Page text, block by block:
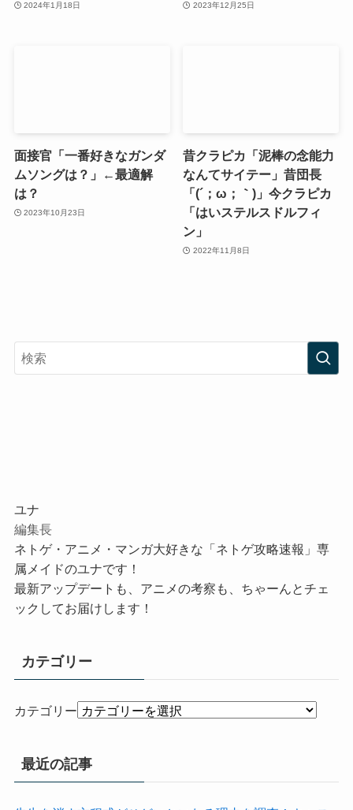
2024年1月18日 2023年12月25日
面接官「一番好きなガンダ
ムソングは？」←最適解
は？
2023年10月23日
昔クラピカ「泥棒の念能力
なんてサイテー」昔団長
「(´；ω；｀)」今クラピカ
「はいステルスドルフィ
ン」
2022年11月8日
ユナ
編集長
ネトゲ・アニメ・マンガ大好きな「ネトゲ攻略速報」専
属メイドのユナです！
最新アップデートも、アニメの考察も、ちゃーんとチェ
ックしてお届けします！
カテゴリー
カテゴリー
最近の記事